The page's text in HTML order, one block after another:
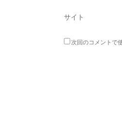
サイト
次回のコメントで